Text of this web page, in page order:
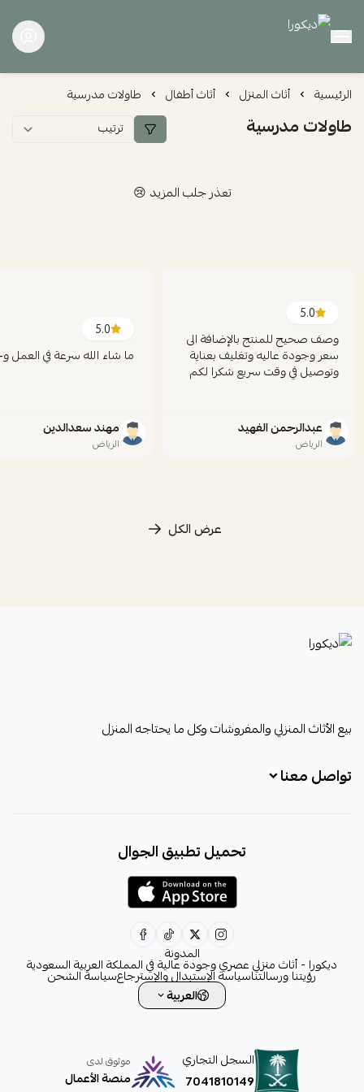
ديكورا
الرئيسية أثاث المنزل أثاث أطفال طاولات مدرسية
طاولات مدرسية
تعذر جلب المزيد 😢
5.0
وصف صحيح للمنتج بالإضافة الى
سعر وجودة عاليه وتغليف بعناية
وتوصيل في وقت سريع شكرا لكم
عبدالرحمن الفهيد
الرياض
5.0
ما شاء الله سرعة في العمل
مهند سعدالدين
الرياض
عرض الكل
ديكورا
بيع الأثاث المنزلي والمفروشات وكل ما يحتاجه المنزل
تواصل معنا
decora6586@gmail.com
تحميل تطبيق الجوال
المدونة
ديكورا - أثاث منزلي عصري وجودة عالية في المملكة العربية السعودية
رؤيتنا ورسالتناسياسة الإستبدال والإسترجاعسياسة الشحن
العربية
السجل التجاري
7041810149
موثوق لدى
منصة الأعمال